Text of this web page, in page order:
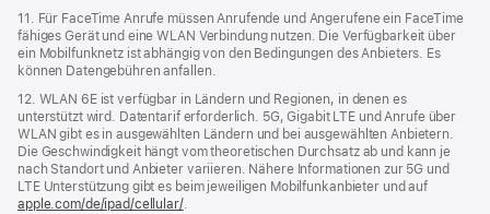
11. Für FaceTime Anrufe müssen Anrufende und Angerufene ein FaceTime
fähiges Gerät und eine WLAN Verbindung nutzen. Die Verfügbarkeit über
ein Mobilfunknetz ist abhängig von den Bedingungen des Anbieters. Es
können Datengebühren anfallen.
12. WLAN 6E ist verfügbar in Ländern und Regionen, in denen es
unterstützt wird. Datentarif erforderlich. 5G, Gigabit LTE und Anrufe über
WLAN gibt es in ausgewählten Ländern und bei ausgewählten Anbietern.
Die Geschwindigkeit hängt vom theoretischen Durchsatz ab und kann je
nach Standort und Anbieter variieren. Nähere Informationen zur 5G und
LTE Unterstützung gibt es beim jeweiligen Mobilfunkanbieter und auf
apple.com/de/ipad/cellular/.